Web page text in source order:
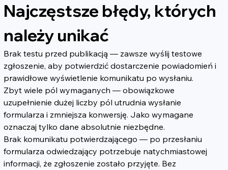
Najczęstsze błędy, których
należy unikać
Brak testu przed publikacją — zawsze wyślij testowe
zgłoszenie, aby potwierdzić dostarczenie powiadomień i
prawidłowe wyświetlenie komunikatu po wysłaniu.
Zbyt wiele pól wymaganych — obowiązkowe
uzupełnienie dużej liczby pól utrudnia wysłanie
formularza i zmniejsza konwersję. Jako wymagane
oznaczaj tylko dane absolutnie niezbędne.
Brak komunikatu potwierdzającego — po przesłaniu
formularza odwiedzający potrzebuje natychmiastowej
informacji, że zgłoszenie zostało przyjęte. Bez